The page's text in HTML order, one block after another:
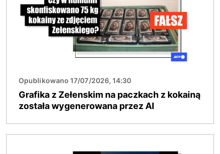
Opublikowano 17/07/2026, 14:30
Grafika z Zełenskim na paczkach z kokainą
została wygenerowana przez AI